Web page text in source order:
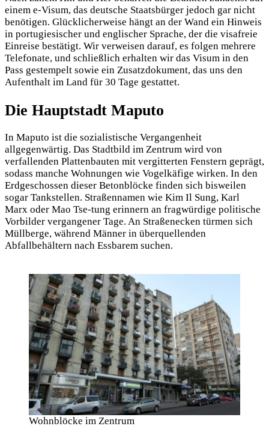
einem e-Visum, das deutsche Staatsbürger jedoch gar nicht
benötigen. Glücklicherweise hängt an der Wand ein Hinweis
in portugiesischer und englischer Sprache, der die visafreie
Einreise bestätigt. Wir verweisen darauf, es folgen mehrere
Telefonate, und schließlich erhalten wir das Visum in den
Pass gestempelt sowie ein Zusatzdokument, das uns den
Aufenthalt im Land für 30 Tage gestattet.
Die Hauptstadt Maputo
In Maputo ist die sozialistische Vergangenheit
allgegenwärtig. Das Stadtbild im Zentrum wird von
verfallenden Plattenbauten mit vergitterten Fenstern geprägt,
sodass manche Wohnungen wie Vogelkäfige wirken. In den
Erdgeschossen dieser Betonblöcke finden sich bisweilen
sogar Tankstellen. Straßennamen wie Kim Il Sung, Karl
Marx oder Mao Tse-tung erinnern an fragwürdige politische
Vorbilder vergangener Tage. An Straßenecken türmen sich
Müllberge, während Männer in überquellenden
Abfallbehältern nach Essbarem suchen.
Wohnblöcke im Zentrum